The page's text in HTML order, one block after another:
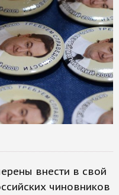
внести в свой
чиновников